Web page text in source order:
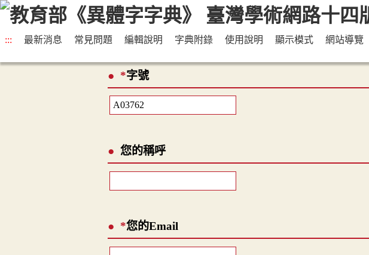
::: 最新消息 常見問題 編輯說明 字典附錄 使用說明 顯示模式 網站導覽
*字號
您的稱呼
*您的Email